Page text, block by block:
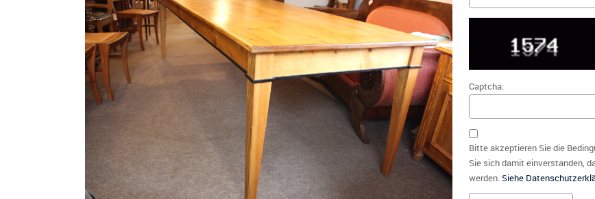
Captcha:
Bitte akzeptieren Sie die
Sie sich damit einverstanden,
werden.Siehe